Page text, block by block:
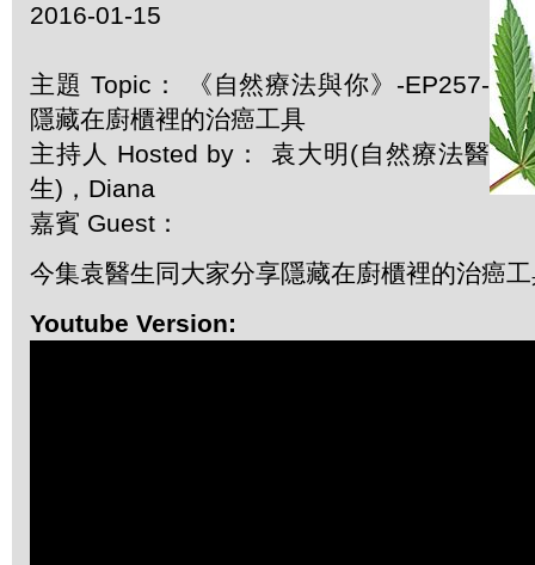
2016-01-15
主題 Topic： 《自然療法與你》-EP257-
隱藏在廚櫃裡的治癌工具
主持人 Hosted by： 袁大明(自然療法醫
生)，Diana
嘉賓 Guest：
今集袁醫生同大家分享隱藏在廚櫃裡的治癌
Youtube Version: